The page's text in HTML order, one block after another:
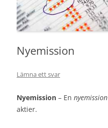
Nyemission
Lämna ett svar
Nyemission – En nyemission
aktier.